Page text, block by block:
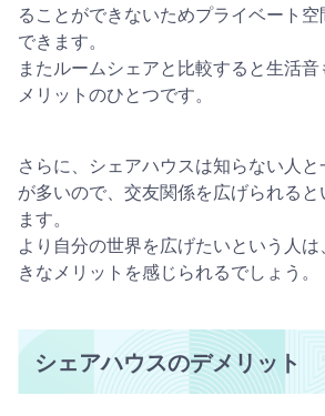
ることができないためプライベート
できます。
またルームシェアと比較すると生活
メリットのひとつです。
さらに、シェアハウスは知らない人
が多いので、交友関係を広げられると
ます。
より自分の世界を広げたいという人
きなメリットを感じられるでしょう。
シェアハウスのデメリット